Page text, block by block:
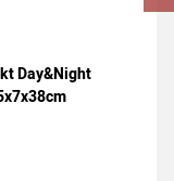
abgegeben
Day&Night